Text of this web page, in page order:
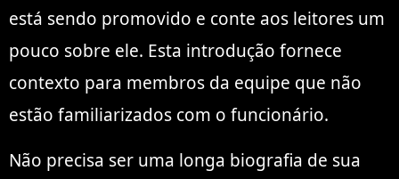
está sendo promovido e conte aos leitores um
pouco sobre ele. Esta introdução fornece
contexto para membros da equipe que não
estão familiarizados com o funcionário.
Não precisa ser uma longa biografia de sua